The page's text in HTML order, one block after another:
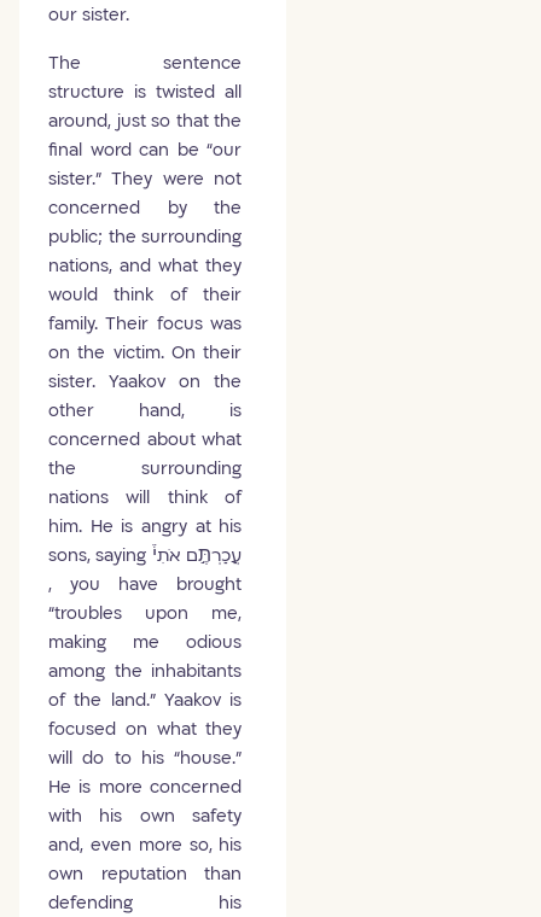
our sister.
The sentence
structure is twisted all
around, just so that the
final word can be “our
sister.” They were not
concerned by the
public; the surrounding
nations, and what they
would think of their
family. Their focus was
on the victim. On their
sister. Yaakov on the
other hand, is
concerned about what
the surrounding
nations will think of
him. He is angry at his
sons, saying עֲכַרְתֶּ֣ם אֹתִי֒
, you have brought
“troubles upon me,
making me odious
among the inhabitants
of the land.​​” Yaakov is
focused on what they
will do to his “house.”
He is more concerned
with his own safety
and, even more so, his
own reputation than
defending his